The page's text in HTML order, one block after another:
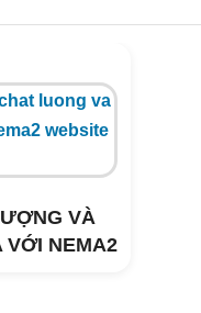
VÀ
VỚI NEMA2